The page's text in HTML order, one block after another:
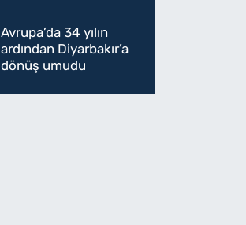
Parti'ye mi geçecek?
Avrupa’da 34 yılın
ardından Diyarbakır’a
dönüş umudu